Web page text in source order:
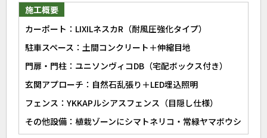
施工概要
カーポート：LIXILネスカR（耐風圧強化タイプ）
駐車スペース：土間コンクリート＋伸縮目地
門扉・門柱：ユニソンヴィコDB（宅配ボックス付き）
玄関アプローチ：自然石乱張り＋LED埋込照明
フェンス：YKKAPルシアスフェンス（目隠し仕様）
その他設備：植栽ゾーンにシマトネリコ・常緑ヤマボウシ